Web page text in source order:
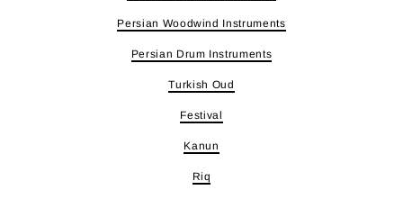
Persian Woodwind Instruments
Persian Drum Instruments
Turkish Oud
Festival
Kanun
Riq